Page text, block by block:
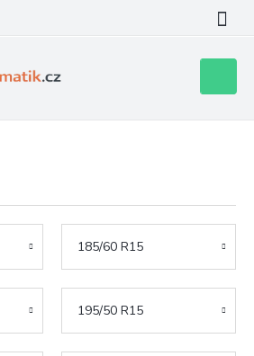
košík
185/60 R15
195/50 R15